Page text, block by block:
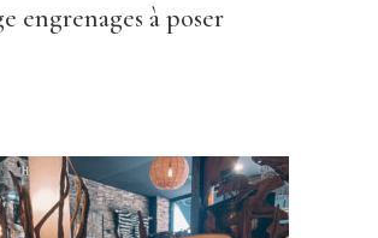
engrenages à poser